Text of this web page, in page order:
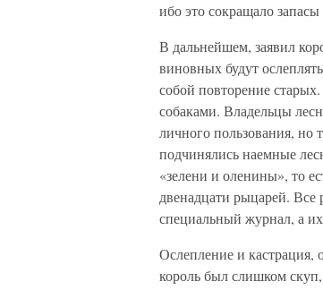
ибо это сокращало
В дальнейшем, заявил
виновных будут
собой повторение
собаками. Владельцы
личного пользования, но
подчинялись наемные
«зелени и оленины», то
двенадцати рыцарей.
специальный журнал, а
Ослепление и кастрация,
король был слишком скуп,